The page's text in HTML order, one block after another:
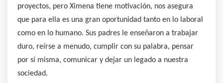
proyectos, pero Ximena tiene motivación, nos asegura
que para ella es una gran oportunidad tanto en lo laboral
como en lo humano. Sus padres le enseñaron a trabajar
duro, reírse a menudo, cumplir con su palabra, pensar
por sí misma, comunicar y dejar un legado a nuestra
sociedad.